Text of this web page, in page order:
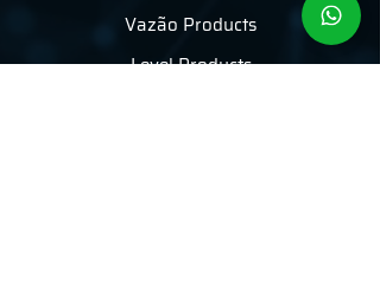
Vazão Products
Level Products